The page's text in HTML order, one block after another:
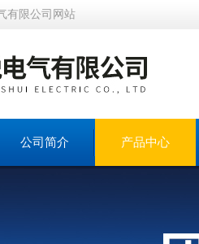
有限公司网站
公司简介 产品中心